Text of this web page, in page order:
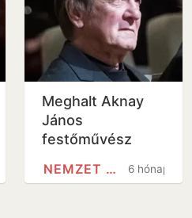
Meghalt Aknay
János
festőművész
6 hónap
NEMZET MŰVÉSZE